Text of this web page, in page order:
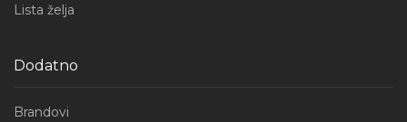
Lista želja
Dodatno
Brandovi